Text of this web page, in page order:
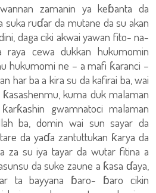
zamanin ya keɓanta da
suka ruɗar da mutane da su akan
daga ciki akwai yawan fito- na-
cewa dukkan hukumomin
hukumomi ne – a mafi ƙaranci –
har ba a kira su da kafirai ba, wai
ƙasashenmu, kuma duk malaman
gwamnatoci malaman
ba, domin wai sun sayar da
da yaɗa zantuttukan ƙarya da
za su iya tayar da wutar fitina a
da suke zaune a ƙasa ɗaya,
ta bayyana ɓaro- ɓaro cikin